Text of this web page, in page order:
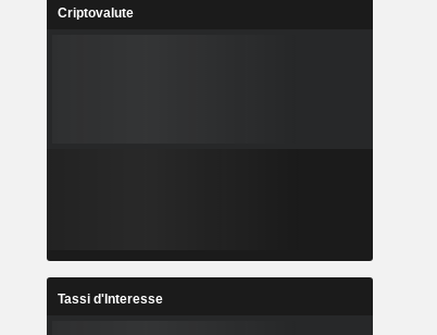
Criptovalute
Tassi d'Interesse